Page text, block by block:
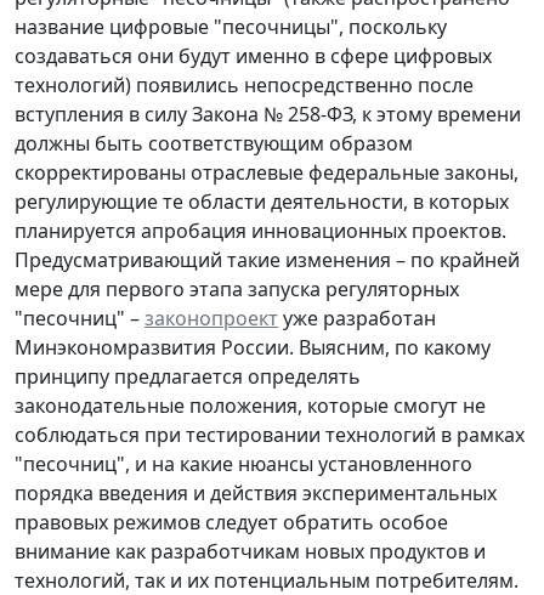
название цифровые "песочницы", поскольку
создаваться они будут именно в сфере цифровых
технологий) появились непосредственно после
вступления в силу Закона № 258-ФЗ, к этому времени
должны быть соответствующим образом
скорректированы отраслевые федеральные законы,
регулирующие те области деятельности, в которых
планируется апробация инновационных проектов.
Предусматривающий такие изменения – по крайней
мере для первого этапа запуска регуляторных
"песочниц" –законопроектуже разработан
Минэкономразвития России. Выясним, по какому
принципу предлагается определять
законодательные положения, которые смогут не
соблюдаться при тестировании технологий в рамках
"песочниц", и на какие нюансы установленного
порядка введения и действия экспериментальных
правовых режимов следует обратить особое
внимание как разработчикам новых продуктов и
технологий, так и их потенциальным потребителям.